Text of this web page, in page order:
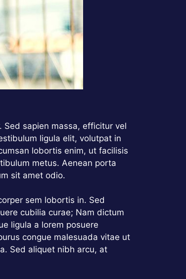
sapien massa, efficitur vel
ligula elit, volutpat in
lobortis enim, ut facilisis
metus. Aenean porta
sit amet odio.
sem lobortis in. Sed
cubilia curae; Nam dictum
ligula a lorem posuere
congue malesuada vitae ut
Sed aliquet nibh arcu, at